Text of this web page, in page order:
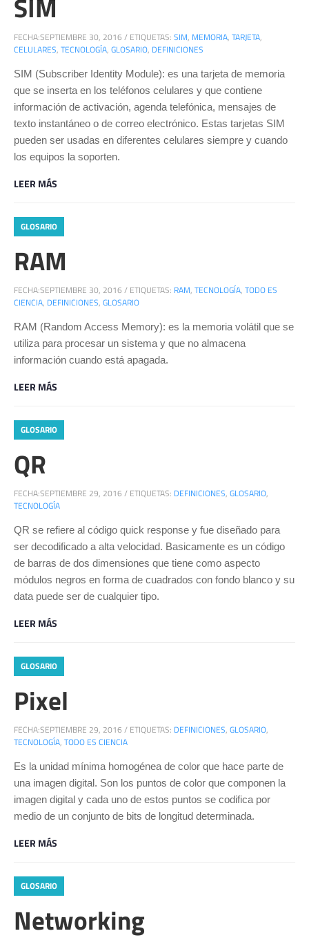
FECHA:SEPTIEMBRE 30, 2016 / ETIQUETAS: SIM, MEMORIA, TARJETA,
CELULARES, TECNOLOGÍA, GLOSARIO, DEFINICIONES
SIM (Subscriber Identity Module): es una tarjeta de memoria
que se inserta en los teléfonos celulares y que contiene
información de activación, agenda telefónica, mensajes de
texto instantáneo o de correo electrónico. Estas tarjetas SIM
pueden ser usadas en diferentes celulares siempre y cuando
los equipos la soporten.
LEER MÁS
GLOSARIO
RAM
FECHA:SEPTIEMBRE 30, 2016 / ETIQUETAS: RAM, TECNOLOGÍA, TODO ES
CIENCIA, DEFINICIONES, GLOSARIO
RAM (Random Access Memory): es la memoria volátil que se
utiliza para procesar un sistema y que no almacena
información cuando está apagada.
LEER MÁS
GLOSARIO
QR
FECHA:SEPTIEMBRE 29, 2016 / ETIQUETAS: DEFINICIONES, GLOSARIO,
TECNOLOGÍA
QR se refiere al código quick response y fue diseñado para
ser decodificado a alta velocidad. Basicamente es un código
de barras de dos dimensiones que tiene como aspecto
módulos negros en forma de cuadrados con fondo blanco y su
data puede ser de cualquier tipo.
LEER MÁS
GLOSARIO
Pixel
FECHA:SEPTIEMBRE 29, 2016 / ETIQUETAS: DEFINICIONES, GLOSARIO,
TECNOLOGÍA, TODO ES CIENCIA
Es la unidad mínima homogénea de color que hace parte de
una imagen digital. Son los puntos de color que componen la
imagen digital y cada uno de estos puntos se codifica por
medio de un conjunto de bits de longitud determinada.
LEER MÁS
GLOSARIO
Networking